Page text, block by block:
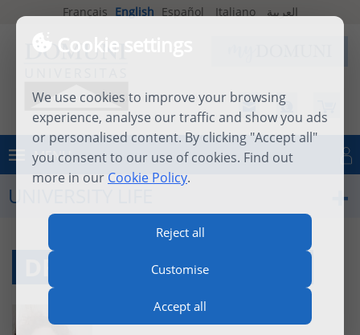
Cookie settings
We use cookies to improve your browsing
experience, analyse our traffic and show you ads
or personalised content. By clicking "Accept all"
you consent to our use of cookies. Find out
more in our Cookie Policy.
Reject all
Customise
Accept all
Français English Español Italiano العربية
MENU
UNIVERSITY LIFE
DR MARION DAPSANCE